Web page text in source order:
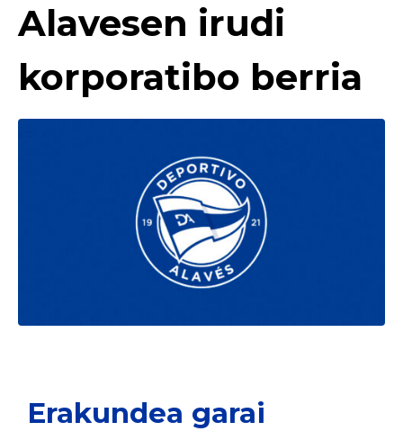
Alavesen irudi
korporatibo berria
Erakundea garai